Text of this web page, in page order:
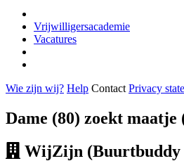
Vrijwilligersacademie
Vacatures
Wie zijn wij? Help Contact Privacy
Dame (80) zoekt
WijZijn (Buurtbuddy